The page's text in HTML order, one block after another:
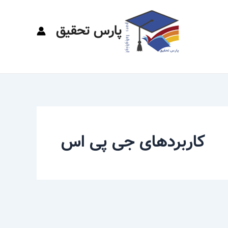
پارس تحقیق
کاربردهای جی پی اس